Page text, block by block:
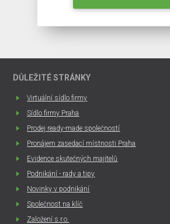
DŮLEŽITÉ STRÁNKY
Virtuální sídlo firmy
Sídlo firmy Praha
Prodej ready-made společností
Pronájem zasedací místnosti Praha
Evidence skutečných majitelů
Podnikání - rady a tipy
Novinky v podnikání
Společnost na klíč
Založení s.r.o.